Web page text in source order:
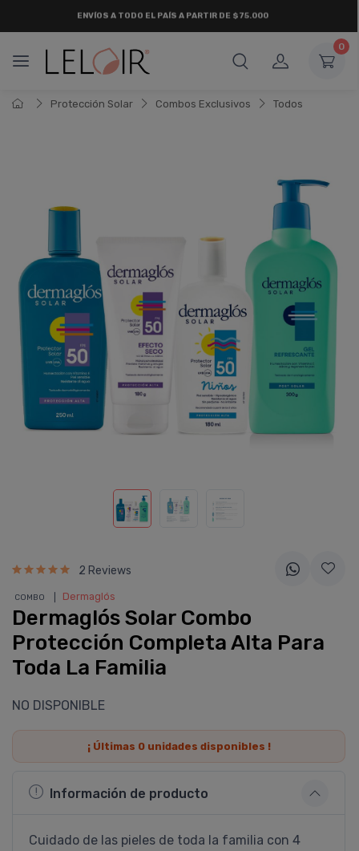
0
Protección Solar Combos Exclusivos Todos
2 Reviews
COMBO Dermaglós
Dermaglós Solar Combo
Protección Completa Alta Para
Toda La Familia
NO DISPONIBLE
¡ Últimas 0unidades disponibles !
Información de producto
Cuidado de las pieles de toda la familia con 4